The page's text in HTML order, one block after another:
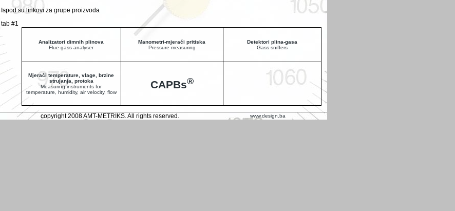
Ispod su linkovi za grupe proizvoda
tab #1
Analizatori dimnih plinova
Flue-gass analyser
Manometri-mjerači pritiska
Pressure measuring
Detektori plina-gasa
Gass sniffers
Mjerači temperature, vlage, brzine
strujanja, protoka
Measuring instruments for
temperature, humidity, air velocity, flow
CAPBs®
copyright 2008 AMT-METRIKS. All rights reserved. www.design.ba